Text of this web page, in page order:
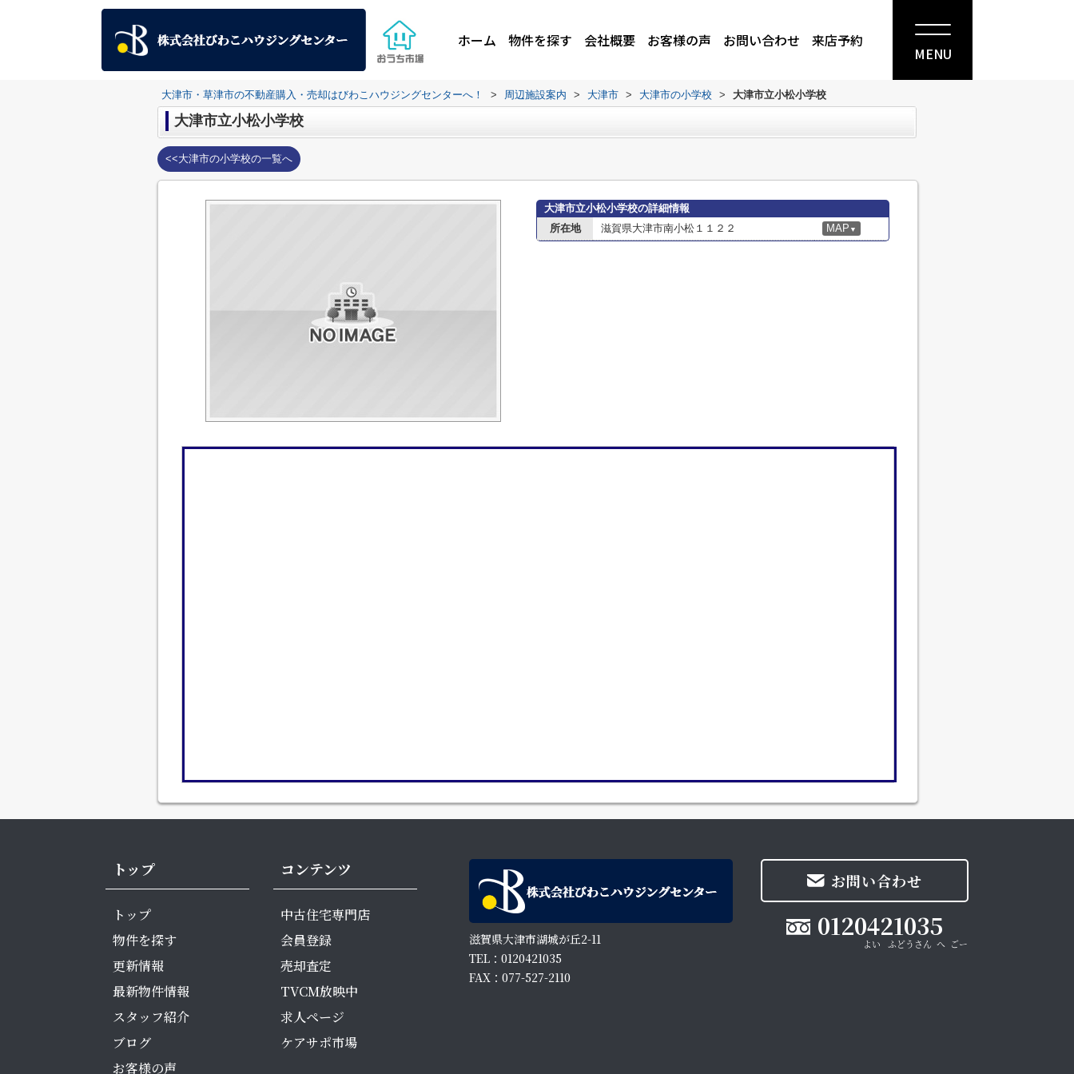
ホーム 物件を探す 会社概要 お客様の声 お問い合わせ 来店予約
MENU
大津市・草津市の不動産購入・売却はびわこハウジングセンターへ！ > 周辺施設案内 > 大津市 > 大津市の小学校 > 大津市立小松小学校
大津市立小松小学校
<<大津市の小学校の一覧へ
大津市立小松小学校の詳細情報
所在地
滋賀県大津市南小松１１２２ MAP ▼
トップ
トップ
物件を探す
更新情報
最新物件情報
スタッフ紹介
ブログ
お客様の声
コンテンツ
中古住宅専門店
会員登録
売却査定
TVCM放映中
求人ページ
ケアサポ市場
滋賀県大津市湖城が丘2-11
TEL：0120421035
FAX：077-527-2110
お問い合わせ
0120421035